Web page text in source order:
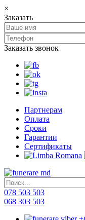
×
Заказать
Заказать звонок
Партнерам
Оплата
Сроки
Гарантии
Сертификаты
078 503 503
068 303 503